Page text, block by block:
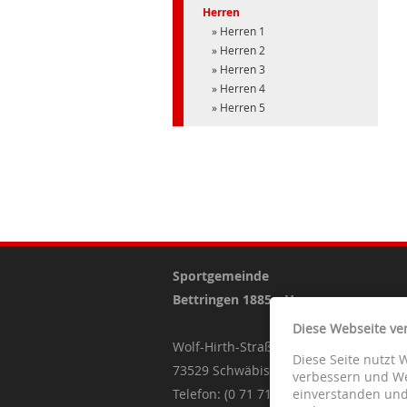
Herren
Herren 1
Herren 2
Herren 3
Herren 4
Herren 5
Sportgemeinde
Bettringen 1885 e.V.
Wolf-Hirth-Straße 55
73529 Schwäbisch Gmünd
Telefon: (0 71 71) 8 44 25
Diese Webseite
Diese Seite nutzt
verbessern und
einverstanden